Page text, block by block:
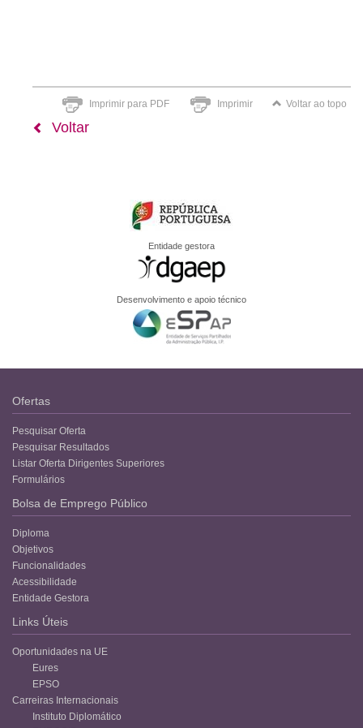
Imprimir para PDF Imprimir Voltar ao topo
Voltar
Entidade gestora
Desenvolvimento e apoio técnico
Ofertas
Pesquisar Oferta
Pesquisar Resultados
Listar Oferta Dirigentes Superiores
Formulários
Bolsa de Emprego Público
Diploma
Objetivos
Funcionalidades
Acessibilidade
Entidade Gestora
Links Úteis
Oportunidades na UE
Eures
EPSO
Carreiras Internacionais
Instituto Diplomático